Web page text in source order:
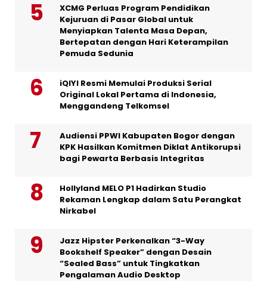
XCMG Perluas Program Pendidikan
Kejuruan di Pasar Global untuk
Menyiapkan Talenta Masa Depan,
Bertepatan dengan Hari Keterampilan
Pemuda Sedunia
iQIYI Resmi Memulai Produksi Serial
Original Lokal Pertama di Indonesia,
Menggandeng Telkomsel
Audiensi PPWI Kabupaten Bogor dengan
KPK Hasilkan Komitmen Diklat Antikorupsi
bagi Pewarta Berbasis Integritas
Hollyland MELO P1 Hadirkan Studio
Rekaman Lengkap dalam Satu Perangkat
Nirkabel
Jazz Hipster Perkenalkan “3-Way
Bookshelf Speaker” dengan Desain
“Sealed Bass” untuk Tingkatkan
Pengalaman Audio Desktop